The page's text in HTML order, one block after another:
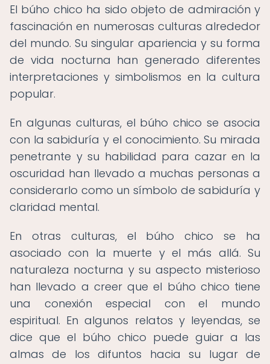
El búho chico ha sido objeto de admiración y
fascinación en numerosas culturas alrededor
del mundo. Su singular apariencia y su forma
de vida nocturna han generado diferentes
interpretaciones y simbolismos en la cultura
popular.
En algunas culturas, el búho chico se asocia
con la sabiduría y el conocimiento. Su mirada
penetrante y su habilidad para cazar en la
oscuridad han llevado a muchas personas a
considerarlo como un símbolo de sabiduría y
claridad mental.
En otras culturas, el búho chico se ha
asociado con la muerte y el más allá. Su
naturaleza nocturna y su aspecto misterioso
han llevado a creer que el búho chico tiene
una conexión especial con el mundo
espiritual. En algunos relatos y leyendas, se
dice que el búho chico puede guiar a las
almas de los difuntos hacia su lugar de